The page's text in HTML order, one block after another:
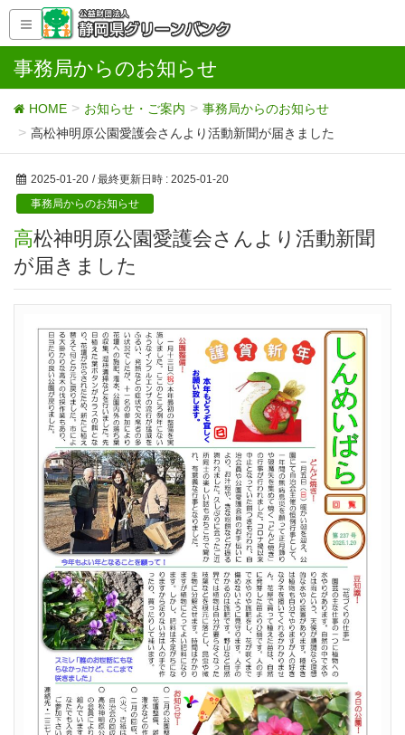
事務局からのお知らせ
HOME お知らせ・ご案内
事務局からのお知らせ
高松神明原公園愛護会さんより活動新聞が届きました
2025-01-20 / 最終更新日時 : 2025-01-20
事務局からのお知らせ
高松神明原公園愛護会さんより活動新聞
が届きました